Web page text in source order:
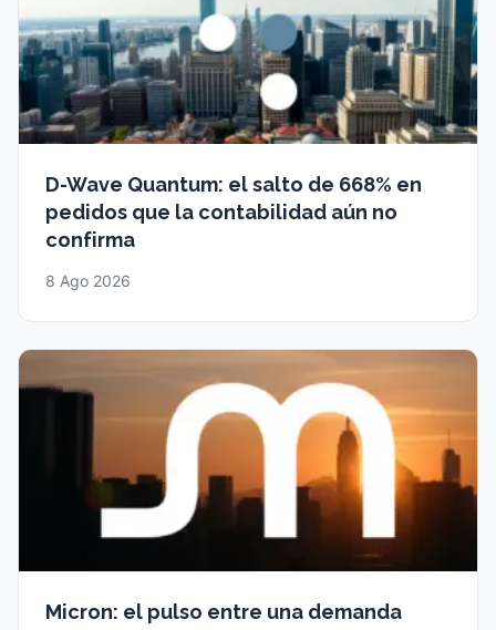
D-Wave Quantum: el salto de 668% en
pedidos que la contabilidad aún no
confirma
8 Ago 2026
Micron: el pulso entre una demanda